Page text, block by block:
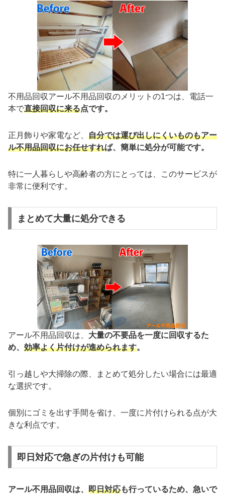
不用品回収アール不用品回収のメリットの1つは、電話一
本で直接回収に来る点です。
正月飾りや家電など、 自分では運び出しにくいものもアー
ル不用品回収にお任せすれば、簡単に処分が可能です。
特に一人暮らしや高齢者の方にとっては、このサービスが
非常に便利です。
まとめて大量に処分できる
アール不用品回収は、 大量の不要品を一度に回収するた
め、 効率よく片付けが進められます。
引っ越しや大掃除の際、まとめて処分したい場合には最適
な選択です。
個別にゴミを出す手間を省け、一度に片付けられる点が大
きな利点です。
即日対応で急ぎの片付けも可能
アール不用品回収は、 即日対応も行っているため、急いで